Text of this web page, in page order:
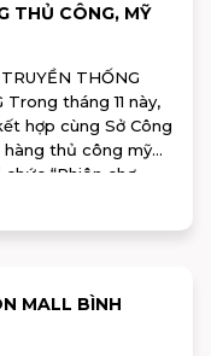
THỦ CÔNG, MỸ
THỐNG
Trong tháng 11 này,
hợp cùng Sở Công
hàng thủ công mỹ
“Phiên chợ
Bình Dương năm
MALL BÌNH